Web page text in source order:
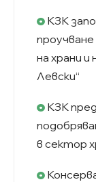
КЗК
на храни
Левски“
КЗК
в сектор